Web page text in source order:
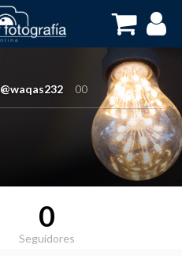
@waqas232 00
0
Seguidores